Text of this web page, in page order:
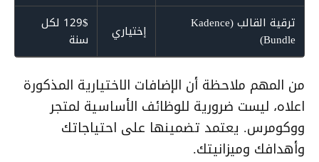
ترقية القالب (Kadence
Bundle)
إختياري
129$ لكل
سنة
من المهم ملاحظة أن الإضافات الاختيارية المذكورة
اعلاه، ليست ضرورية للوظائف الأساسية لمتجر
ووكومرس. يعتمد تضمينها على احتياجاتك
وأهدافك وميزانيتك.